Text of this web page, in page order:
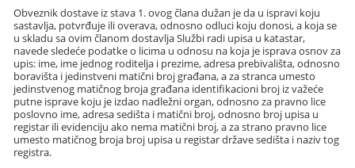
Obveznik dostave iz stava 1. ovog člana dužan je da u ispravi koju
sastavlja, potvrđuje ili overava, odnosno odluci koju donosi, a koja se
u skladu sa ovim članom dostavlja Službi radi upisa u katastar,
navede sledeće podatke o licima u odnosu na koja je isprava osnov za
upis: ime, ime jednog roditelja i prezime, adresa prebivališta, odnosno
boravišta i jedinstveni matični broj građana, a za stranca umesto
jedinstvenog matičnog broja građana identifikacioni broj iz važeće
putne isprave koju je izdao nadležni organ, odnosno za pravno lice
poslovno ime, adresa sedišta i matični broj, odnosno broj upisa u
registar ili evidenciju ako nema matični broj, a za strano pravno lice
umesto matičnog broja broj upisa u registar države sedišta i naziv tog
registra.